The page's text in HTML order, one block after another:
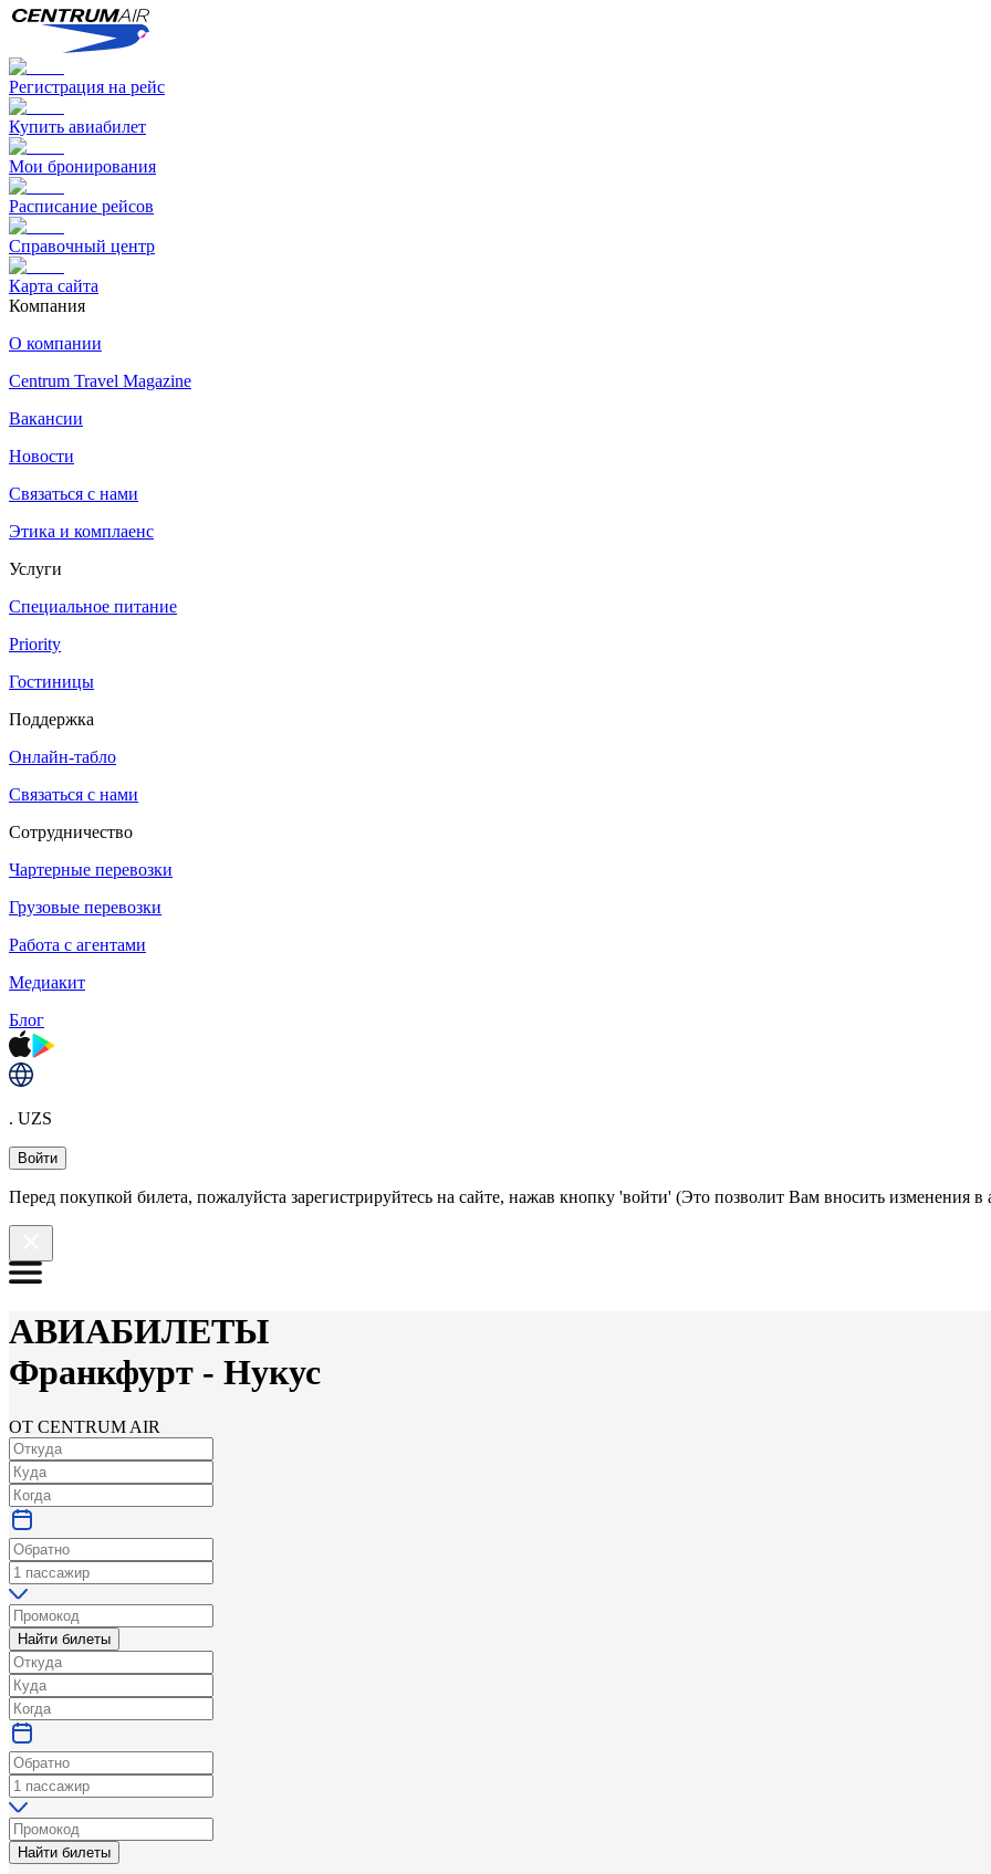
Регистрация на рейс
Купить авиабилет
Мои бронирования
Расписание рейсов
Справочный центр
Карта сайта
Компания
О компании
Centrum Travel Magazine
Вакансии
Новости
Связаться с нами
Этика и комплаенс
Услуги
Специальное питание
Priority
Гостиницы
Поддержка
Онлайн-табло
Связаться с нами
Сотрудничество
Чартерные перевозки
Грузовые перевозки
Работа с агентами
Медиакит
Блог
. UZS
Войти
Перед покупкой билета, пожалуйста зарегистрируйтесь на сайте, нажав кнопку 'войти' (Это позволит Вам вносить изменения в
АВИАБИЛЕТЫ
Франкфурт - Нукус
ОТ CENTRUM AIR
Найти билеты
Найти билеты